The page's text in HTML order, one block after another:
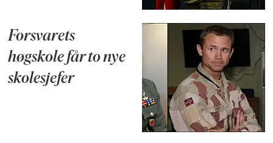
Forsvarets
høgskole får to nye
skolesjefer